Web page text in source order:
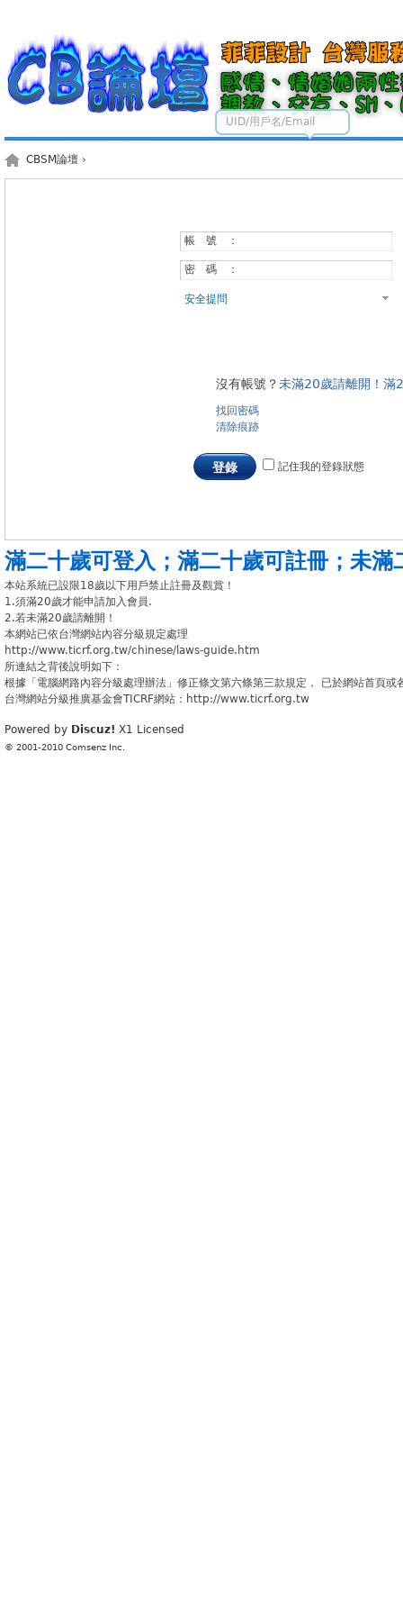
UID/用戶名/Email
CBSM論壇 ›
帳 號 ：
密 碼 ：
安全提問
沒有帳號？未滿20歲請離開！滿
找回密碼
清除痕跡
登錄 記住我的登錄狀態
滿二十歲可登入 ； 滿二十歲可註冊 ； 未滿
本站系統已設限18歲以下用戶禁止註冊及觀賞！
1.須滿20歲才能申請加入會員.
2.若未滿20歲請離開！
本網站已依台灣網站內容分級規定處理
http://www.ticrf.org.tw/chinese/laws-guide.htm
所連結之背後說明如下：
根據「電腦網路內容分級處理辦法」修正條文第六條第三款規定， 已於網站首頁
台灣網站分級推廣基金會TICRF網站：http://www.ticrf.org.tw
Powered by Discuz! X1 Licensed
© 2001-2010 Comsenz Inc.